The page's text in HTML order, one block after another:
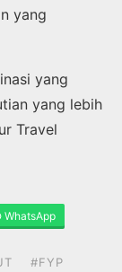
yang
yang
yang lebih
Travel
WhatsApp
#FYP